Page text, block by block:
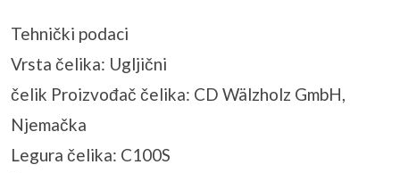
Tehnički podaci
Vrsta čelika: Ugljični
čelik Proizvođač čelika: CD Wälzholz GmbH,
Njemačka
Legura čelika: C100S